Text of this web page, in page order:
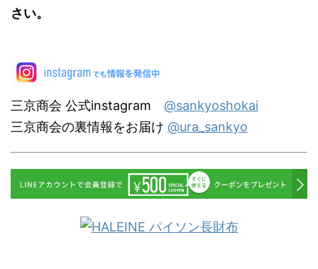
さい。
三京商会 公式instagram @sankyoshokai
三京商会の裏情報をお届け @ura_sankyo